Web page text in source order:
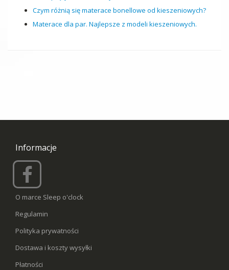
Czym różnią się materace bonellowe od kieszeniowych?
Materace dla par. Najlepsze z modeli kieszeniowych.
Informacje
O marce Sleep o'clock
Regulamin
Polityka prywatności
Dostawa i koszty wysyłki
Płatności